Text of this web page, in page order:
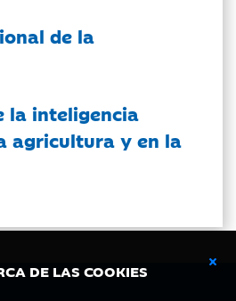
DE LAS COOKIES
de la
la inteligencia
agricultura y en la